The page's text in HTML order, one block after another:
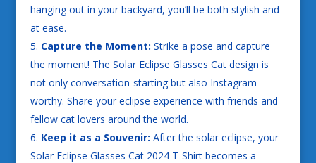
hanging out in your backyard, you’ll be both stylish and
at ease.
Capture the Moment: Strike a pose and capture
the moment! The Solar Eclipse Glasses Cat design is
not only conversation-starting but also Instagram-
worthy. Share your eclipse experience with friends and
fellow cat lovers around the world.
Keep it as a Souvenir: After the solar eclipse, your
Solar Eclipse Glasses Cat 2024 T-Shirt becomes a